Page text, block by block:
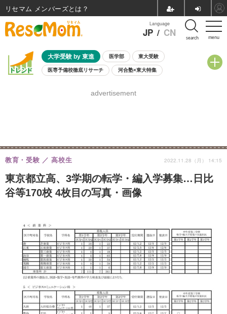
menu
Language
JP / CN search
大学受験 by 東進 医学部 東大受験
医専予備校徹底リサーチ 河合塾×東大特集
8月開催学校説明会・相談会
advertisement
東京都立高、3学期の転学・編入学募集…日比
谷等170校 4枚目の写真・画像
教育・受験 高校生 2022.11.28（月） 14:15
リセマム メンバーズ